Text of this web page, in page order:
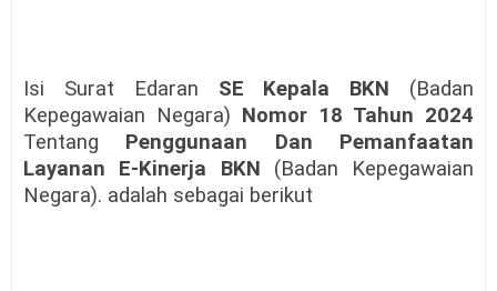
Isi Surat Edaran SE Kepala BKN (Badan
Kepegawaian Negara) Nomor 18 Tahun 2024
Tentang Penggunaan Dan Pemanfaatan
Layanan E-Kinerja BKN (Badan Kepegawaian
Negara). adalah sebagai berikut